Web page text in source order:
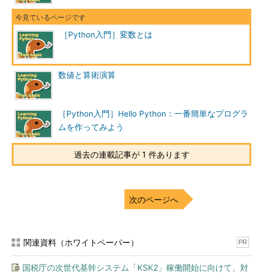
［Python入門］変数とは
数値と算術演算
［Python入門］Hello Python：一番簡単なプログラ
ムを作ってみよう
過去の連載記事が 1 件あります
次のページへ
関連資料（ホワイトペーパー） PR
国税庁の次世代基幹システム「KSK2」稼働開始に向けて、対